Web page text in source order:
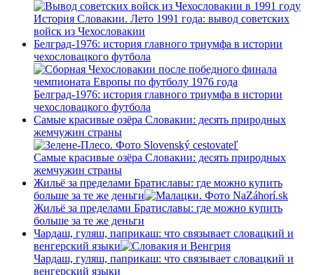
История Словакии. Лето 1991 года: вывод советских
войск из Чехословакии
Белград-1976: история главного триумфа в истории
чехословацкого футбола
Белград-1976: история главного триумфа в истории
чехословацкого футбола
Самые красивые озёра Словакии: десять природных
жемчужин страны
Самые красивые озёра Словакии: десять природных
жемчужин страны
Жильё за пределами Братиславы: где можно купить
больше за те же деньги
Жильё за пределами Братиславы: где можно купить
больше за те же деньги
Чардаш, гуляш, паприкаш: что связывает словацкий и
венгерский языки
Чардаш, гуляш, паприкаш: что связывает словацкий и
венгерский языки